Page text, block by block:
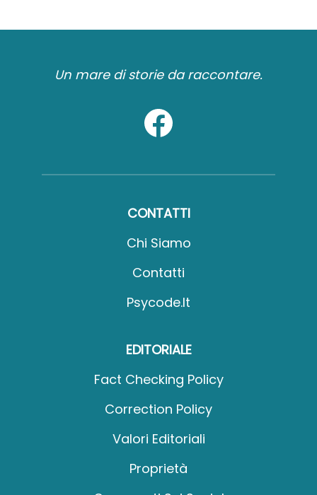
Un mare di storie da raccontare.
CONTATTI
Chi Siamo
Contatti
Psycode.it
EDITORIALE
Fact Checking Policy
Correction Policy
Valori Editoriali
Proprietà